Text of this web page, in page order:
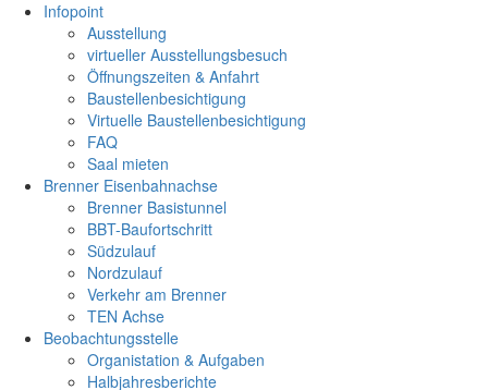
Infopoint
Ausstellung
virtueller Ausstellungsbesuch
Öffnungszeiten & Anfahrt
Baustellenbesichtigung
Virtuelle Baustellenbesichtigung
FAQ
Saal mieten
Brenner Eisenbahnachse
Brenner Basistunnel
BBT-Baufortschritt
Südzulauf
Nordzulauf
Verkehr am Brenner
TEN Achse
Beobachtungsstelle
Organistation & Aufgaben
Halbjahresberichte